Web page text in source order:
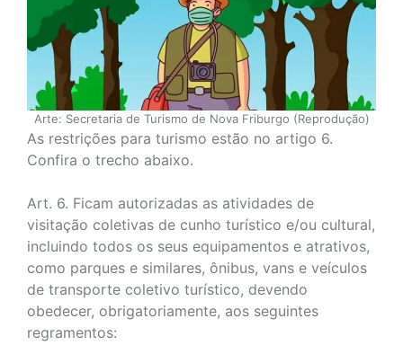
Arte: Secretaria de Turismo de Nova Friburgo (Reprodução)
As restrições para turismo estão no artigo 6.
Confira o trecho abaixo.
Art. 6. Ficam autorizadas as atividades de
visitação coletivas de cunho turístico e/ou cultural,
incluindo todos os seus equipamentos e atrativos,
como parques e similares, ônibus, vans e veículos
de transporte coletivo turístico, devendo
obedecer, obrigatoriamente, aos seguintes
regramentos: